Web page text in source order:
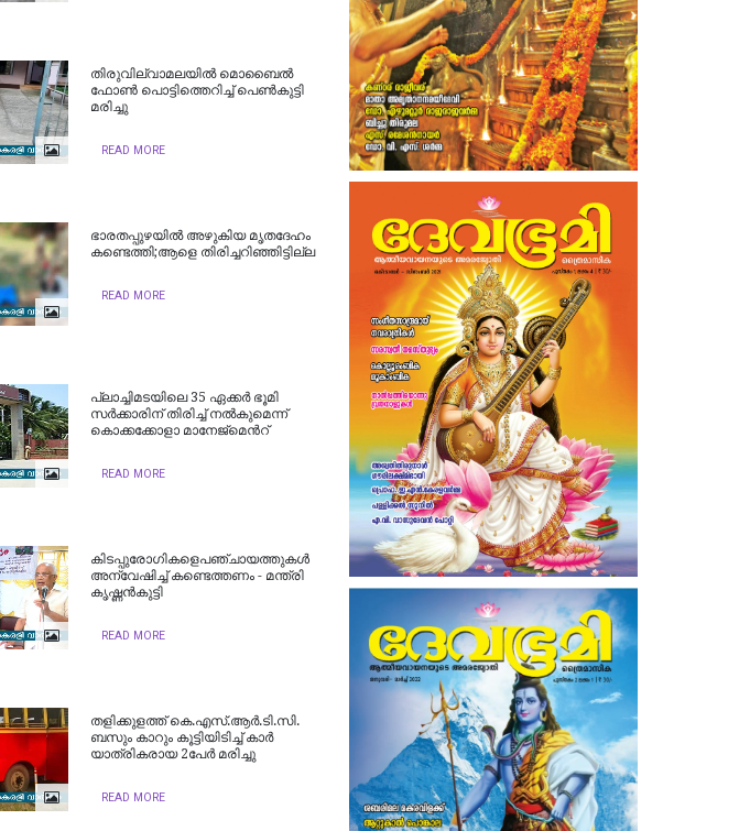
തിരുവില്വാമലയിൽ മൊബൈൽ
ഫോൺ പൊട്ടിത്തെറിച്ച് പെൺകുട്ടി
മരിച്ചു
READ MORE
ഭാരതപ്പുഴയിൽ അഴുകിയ മൃതദേഹം
കണ്ടെത്തി;ആളെ തിരിച്ചറിഞ്ഞിട്ടില്ല
READ MORE
പ്ലാച്ചിമടയിലെ 35 ഏക്കർ ഭൂമി
സർക്കാരിന് തിരിച്ച് നൽകുമെന്ന്
കൊക്കക്കോളാ മാനേജ്മെന്‍റ്
READ MORE
കിടപ്പുരോഗികളെപഞ്ചായത്തുകള്‍
അന്വേഷിച്ച് കണ്ടെത്തണം - മന്ത്രി
കൃഷ്ണന്‍കുട്ടി
READ MORE
തളിക്കുളത്ത് കെ.എസ്.ആർ.ടി.സി.
ബസും കാറും കൂട്ടിയിടിച്ച് കാർ
യാത്രികരായ 2പേർ മരിച്ചു
READ MORE